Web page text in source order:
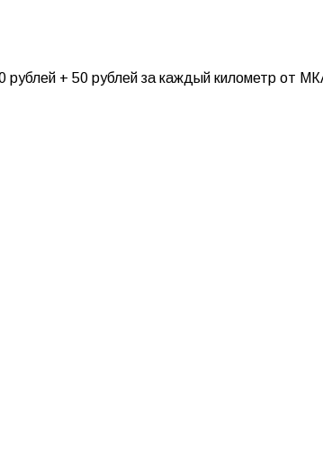
+ 50 рублей за каждый километр от